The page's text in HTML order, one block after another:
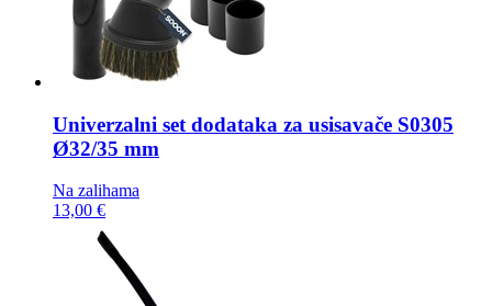
Univerzalni set dodataka za usisavače S0305
Ø32/35 mm
Na zalihama
13,00 €